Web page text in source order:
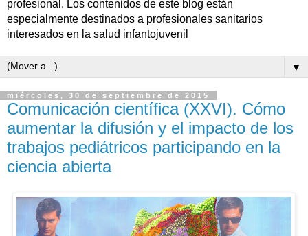
profesional. Los contenidos de este blog están
especialmente destinados a profesionales sanitarios
interesados en la salud infantojuvenil
▼
miércoles, 30 de septiembre de 2015
Comunicación científica (XXVI). Cómo
aumentar la difusión y el impacto de los
trabajos pediátricos participando en la
ciencia abierta